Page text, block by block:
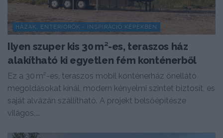
HÁZAK, ENTERIŐRÖK - INSPIRÁCIÓ KÉPEKBEN
Ilyen szuper kis 30 m²-es, teraszos ház
alakítható ki egyetlen fém konténerből
Ez a 30 m²-es, teraszos mobil konténerház önellátó
megoldásokat kínál, modern kényelmi szintet biztosít, és
saját alvázán szállítható. A projekt belsőépítésze
világos,...